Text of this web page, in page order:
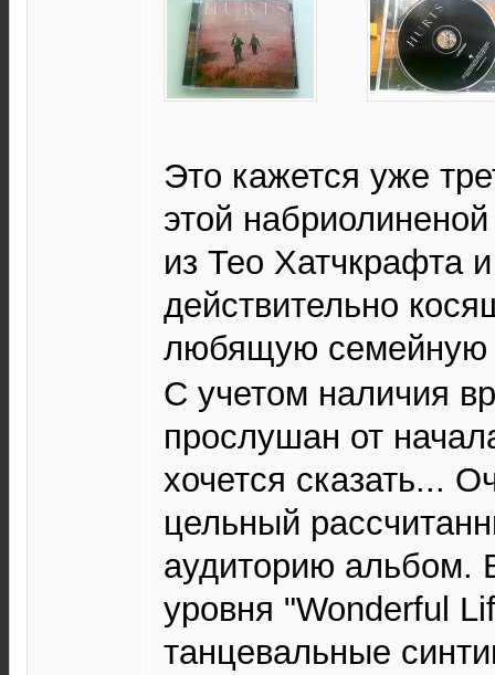
Это кажется уже
этой
из Тео Хатчкрафта
действительно
любящую семейную
С учетом наличия
прослушан от
хочется сказать...
цельный
аудиторию альбом.
уровня "Wonderful
танцевальные